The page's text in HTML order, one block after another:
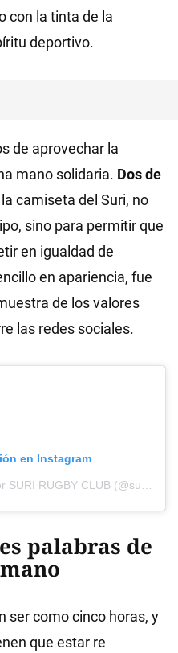
con la tinta de la
deportivo.
de aprovechar la
mano solidaria. Dos de
camiseta del Suri, no
sino para permitir que
en igualdad de
en apariencia, fue
de los valores
las redes sociales.
en Instagram
palabras de
ser como cinco horas, y
que estar re